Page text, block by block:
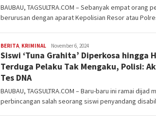
BAUBAU, TAGSULTRA.COM – Sebanyak empat orang
berurusan dengan aparat Kepolisian Resor atau
BERITA KRIMINAL ashleyhww99476
November 6, 2024
Siswi ‘Tuna Grahita’ Diperkosa hingga
Terduga Pelaku Tak Mengaku, Polisi:
Tes DNA
BAUBAU, TAGSULTRA.COM – Baru-baru ini ramai dijad
perbincangan salah seorang siswi penyandang